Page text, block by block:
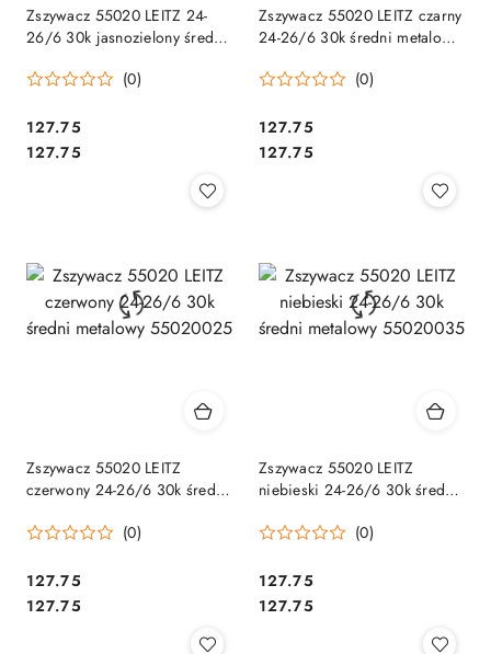
Zszywacz 55020 LEITZ 24-
26/6 30k jasnozielony średni
(0)
Cena:
127.75
Cena:
127.75
Zszywacz 55020 LEITZ czarny
24-26/6 30k średni metalowy
(0)
Cena:
127.75
Cena:
127.75
Zszywacz 55020 LEITZ
czerwony 24-26/6 30k średni
(0)
Cena:
127.75
Cena:
127.75
Zszywacz 55020 LEITZ
niebieski 24-26/6 30k średni
(0)
Cena:
127.75
Cena:
127.75